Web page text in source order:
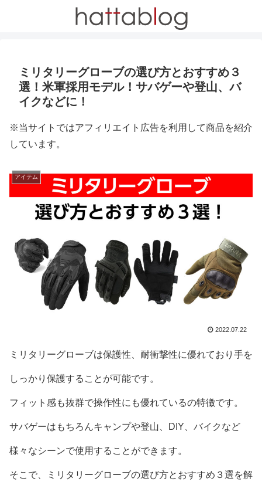
ミリタリーグローブの選び方とおすすめ３
選！米軍採用モデル！サバゲーや登山、バ
イクなどに！
※当サイトではアフィリエイト広告を利用して商品を紹介
しています。
アイテム
2022.07.22
ミリタリーグローブは保護性、耐衝撃性に優れており手を
しっかり保護することが可能です。
フィット感も抜群で操作性にも優れているの特徴です。
サバゲーはもちろんキャンプや登山、DIY、バイクなど
様々なシーンで使用することができます。
そこで、ミリタリーグローブの選び方とおすすめ３選を解